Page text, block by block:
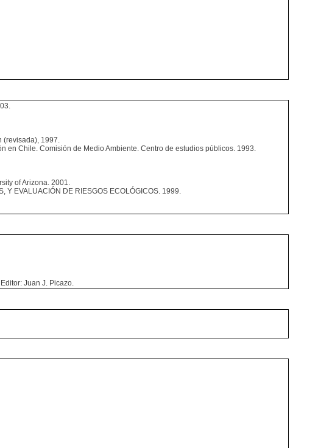
(revisada), 1997.
en Chile. Comisión de Medio Ambiente. Centro de estudios públicos. 1993.
of Arizona. 2001.
Y EVALUACIÓN DE RIESGOS ECOLÓGICOS. 1999.
Juan J. Picazo.